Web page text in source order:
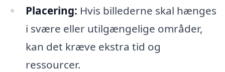
Placering: Hvis billederne skal hænges
i svære eller utilgængelige områder,
kan det kræve ekstra tid og
ressourcer.